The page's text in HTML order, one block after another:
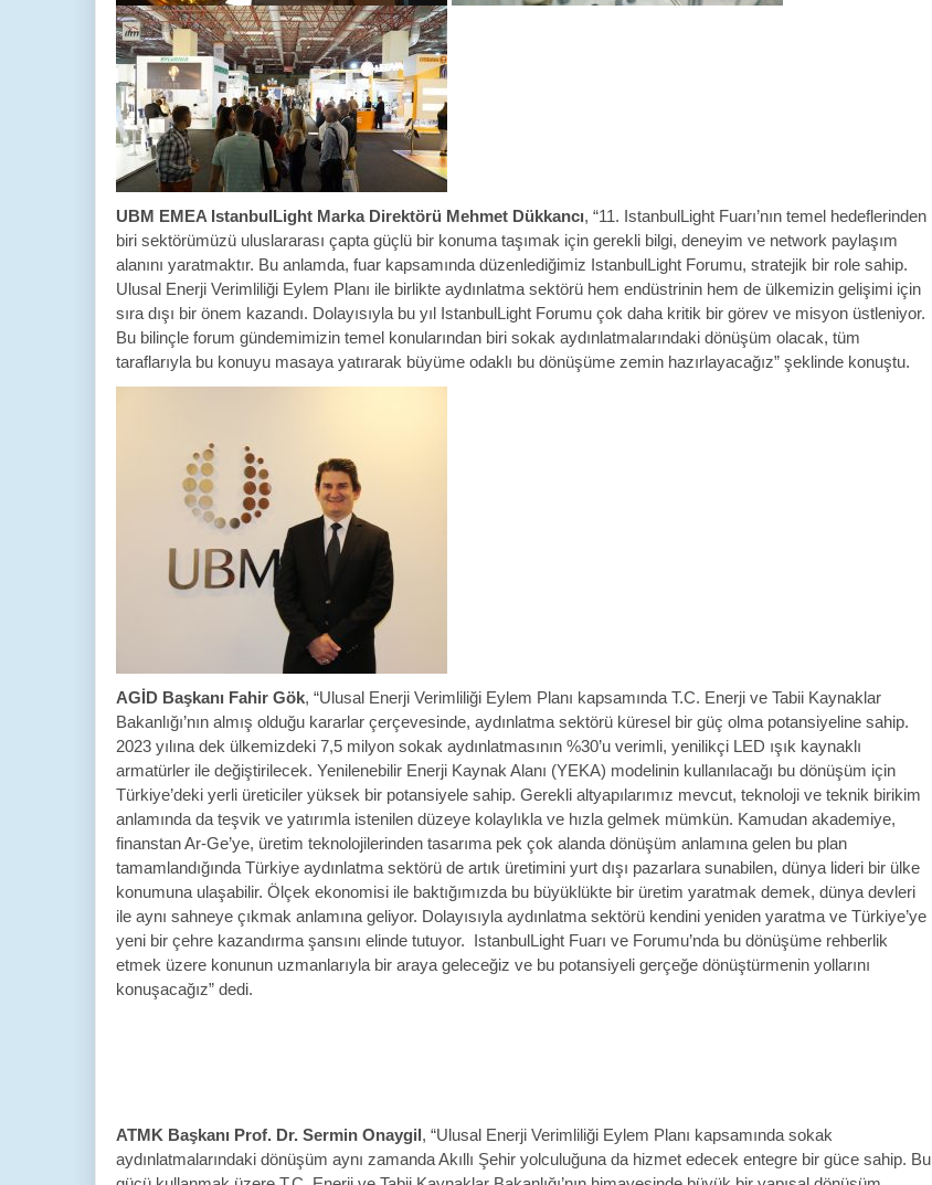
UBM EMEA IstanbulLight Marka Direktörü Mehmet Dükkancı, “11. IstanbulLight Fuarı’nın temel hedeflerinden
biri sektörümüzü uluslararası çapta güçlü bir konuma taşımak için gerekli bilgi, deneyim ve network paylaşım
alanını yaratmaktır. Bu anlamda, fuar kapsamında düzenlediğimiz IstanbulLight Forumu, stratejik bir role sahip.
Ulusal Enerji Verimliliği Eylem Planı ile birlikte aydınlatma sektörü hem endüstrinin hem de ülkemizin gelişimi için
sıra dışı bir önem kazandı. Dolayısıyla bu yıl IstanbulLight Forumu çok daha kritik bir görev ve misyon üstleniyor.
Bu bilinçle forum gündemimizin temel konularından biri sokak aydınlatmalarındaki dönüşüm olacak, tüm
taraflarıyla bu konuyu masaya yatırarak büyüme odaklı bu dönüşüme zemin hazırlayacağız” şeklinde konuştu.
AGİD Başkanı Fahir Gök, “Ulusal Enerji Verimliliği Eylem Planı kapsamında T.C. Enerji ve Tabii Kaynaklar
Bakanlığı’nın almış olduğu kararlar çerçevesinde, aydınlatma sektörü küresel bir güç olma potansiyeline sahip.
2023 yılına dek ülkemizdeki 7,5 milyon sokak aydınlatmasının %30’u verimli, yenilikçi LED ışık kaynaklı
armatürler ile değiştirilecek. Yenilenebilir Enerji Kaynak Alanı (YEKA) modelinin kullanılacağı bu dönüşüm için
Türkiye’deki yerli üreticiler yüksek bir potansiyele sahip. Gerekli altyapılarımız mevcut, teknoloji ve teknik birikim
anlamında da teşvik ve yatırımla istenilen düzeye kolaylıkla ve hızla gelmek mümkün. Kamudan akademiye,
finanstan Ar-Ge’ye, üretim teknolojilerinden tasarıma pek çok alanda dönüşüm anlamına gelen bu plan
tamamlandığında Türkiye aydınlatma sektörü de artık üretimini yurt dışı pazarlara sunabilen, dünya lideri bir ülke
konumuna ulaşabilir. Ölçek ekonomisi ile baktığımızda bu büyüklükte bir üretim yaratmak demek, dünya devleri
ile aynı sahneye çıkmak anlamına geliyor. Dolayısıyla aydınlatma sektörü kendini yeniden yaratma ve Türkiye’ye
yeni bir çehre kazandırma şansını elinde tutuyor. IstanbulLight Fuarı ve Forumu’nda bu dönüşüme rehberlik
etmek üzere konunun uzmanlarıyla bir araya geleceğiz ve bu potansiyeli gerçeğe dönüştürmenin yollarını
konuşacağız” dedi.
ATMK Başkanı Prof. Dr. Sermin Onaygil, “Ulusal Enerji Verimliliği Eylem Planı kapsamında sokak
aydınlatmalarındaki dönüşüm aynı zamanda Akıllı Şehir yolculuğuna da hizmet edecek entegre bir güce sahip. Bu